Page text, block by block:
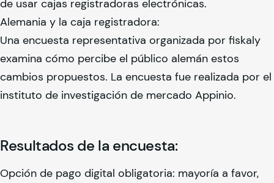
de usar cajas registradoras electrónicas.
Alemania y la caja registradora:
Una encuesta representativa organizada por fiskaly
examina cómo percibe el público alemán estos
cambios propuestos. La encuesta fue realizada por el
instituto de investigación de mercado Appinio.
Resultados de la encuesta:
Opción de pago digital obligatoria: mayoría a favor,